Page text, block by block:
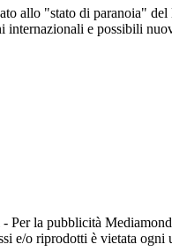
allo "stato di paranoia"
internazionali e possibili
la pubblicità
e/o riprodotti è vietata